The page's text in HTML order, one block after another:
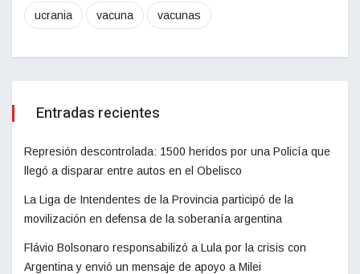
ucrania vacuna vacunas
Entradas recientes
Represión descontrolada: 1500 heridos por una Policía que
llegó a disparar entre autos en el Obelisco
La Liga de Intendentes de la Provincia participó de la
movilización en defensa de la soberanía argentina
Flávio Bolsonaro responsabilizó a Lula por la crisis con
Argentina y envió un mensaje de apoyo a Milei